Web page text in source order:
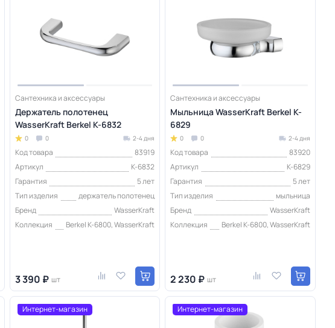
Сантехника и аксессуары
Держатель полотенец
WasserKraft Berkel K-6832
0 0 2-4 дня
Код товара
83919
Артикул
K-6832
Гарантия
5 лет
Тип изделия
держатель полотенец
Бренд
WasserKraft
Коллекция
Berkel K-6800, WasserKraft
3 390 ₽ шт
Сантехника и аксессуары
Мыльница WasserKraft Berkel K-
6829
0 0 2-4 дня
Код товара
83920
Артикул
K-6829
Гарантия
5 лет
Тип изделия
мыльница
Бренд
WasserKraft
Коллекция
Berkel K-6800, WasserKraft
2 230 ₽ шт
Интернет-магазин Интернет-магазин